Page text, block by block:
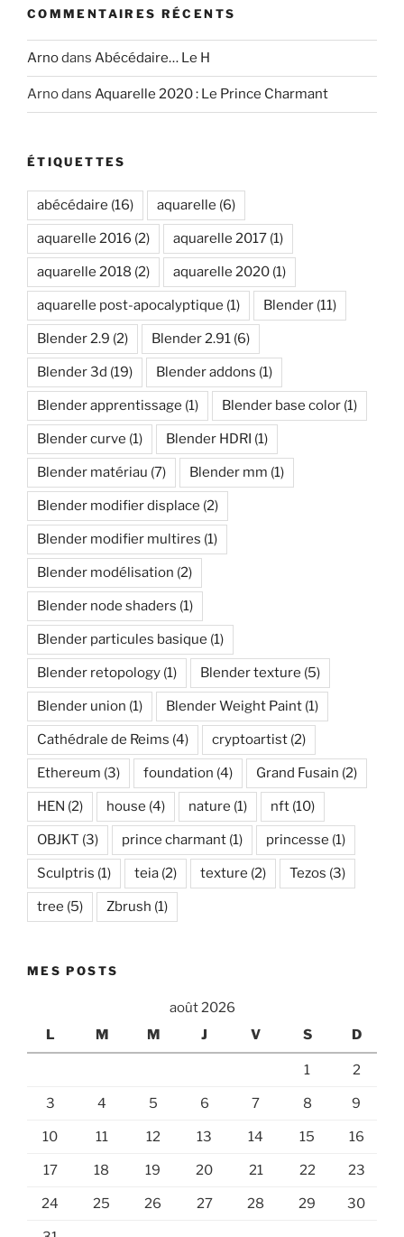
COMMENTAIRES RÉCENTS
Arnodans Abécédaire… Le H
Arnodans Aquarelle 2020 : Le Prince Charmant
ÉTIQUETTES
abécédaire (16) aquarelle (6)
aquarelle 2016 (2) aquarelle 2017 (1)
aquarelle 2018 (2) aquarelle 2020 (1)
aquarelle post-apocalyptique (1) Blender (11)
Blender 2.9 (2) Blender 2.91 (6)
Blender 3d (19) Blender addons (1)
Blender apprentissage (1) Blender base color (1)
Blender curve (1) Blender HDRI (1)
Blender matériau (7) Blender mm (1)
Blender modifier displace (2)
Blender modifier multires (1)
Blender modélisation (2)
Blender node shaders (1)
Blender particules basique (1)
Blender retopology (1) Blender texture (5)
Blender union (1) Blender Weight Paint (1)
Cathédrale de Reims (4) cryptoartist (2)
Ethereum (3) foundation (4) Grand Fusain (2)
HEN (2) house (4) nature (1) nft (10)
OBJKT (3) prince charmant (1) princesse (1)
Sculptris (1) teia (2) texture (2) Tezos (3)
tree (5) Zbrush (1)
MES POSTS
août 2026
L
M M J V S D
1 2
3 4 5 6 7 8 9
10 11 12 13 14 15 16
17 18 19 20 21 22 23
24 25 26 27 28 29 30